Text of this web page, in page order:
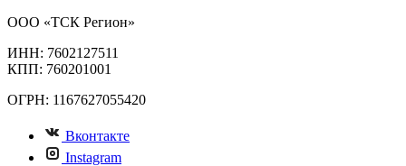
ООО «ТСК Регион»
ИНН: 7602127511
КПП: 760201001
ОГРН: 1167627055420
Вконтакте
Instagram